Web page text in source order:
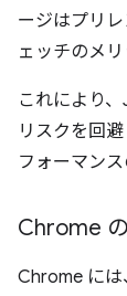
ージはプリ
ェッチのメリ
これにより
リスクを回避
フォーマンス
Chrome
Chrome には